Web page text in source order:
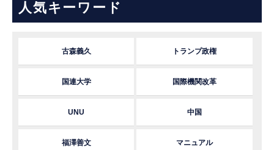
人気キーワード
古森義久 トランプ政権
国連大学 国際機関改革
UNU 中国
福澤善文 マニュアル